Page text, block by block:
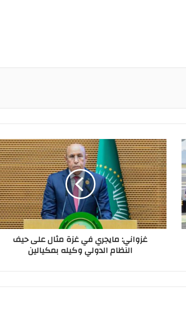
غزواني: مايجري في غزة مثال على حيف
النظام الدولي وكيله بمكيالين